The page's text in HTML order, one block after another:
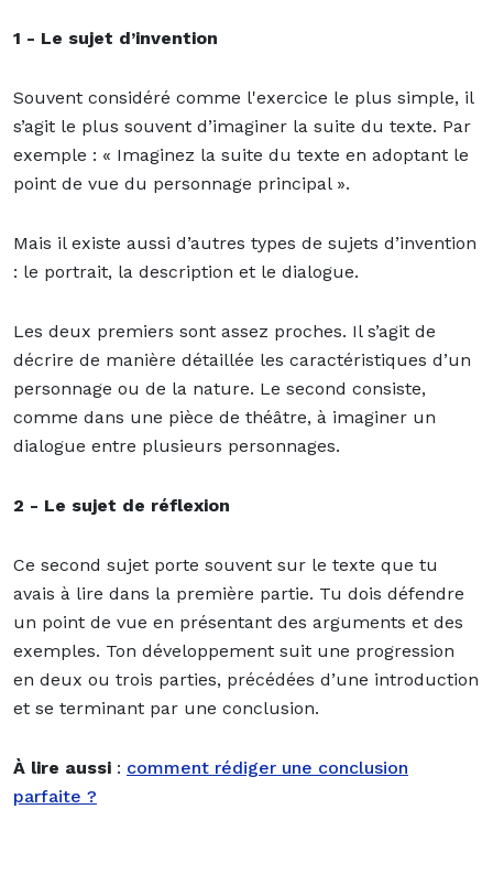
1 - Le sujet d’invention
Souvent considéré comme l'exercice le plus simple, il
s’agit le plus souvent d’imaginer la suite du texte. Par
exemple : « Imaginez la suite du texte en adoptant le
point de vue du personnage principal ».
Mais il existe aussi d’autres types de sujets d’invention
: le portrait, la description et le dialogue.
Les deux premiers sont assez proches. Il s’agit de
décrire de manière détaillée les caractéristiques d’un
personnage ou de la nature. Le second consiste,
comme dans une pièce de théâtre, à imaginer un
dialogue entre plusieurs personnages.
2 - Le sujet de réflexion
Ce second sujet porte souvent sur le texte que tu
avais à lire dans la première partie. Tu dois défendre
un point de vue en présentant des arguments et des
exemples. Ton développement suit une progression
en deux ou trois parties, précédées d’une introduction
et se terminant par une conclusion.
À lire aussi : comment rédiger une conclusion
parfaite ?